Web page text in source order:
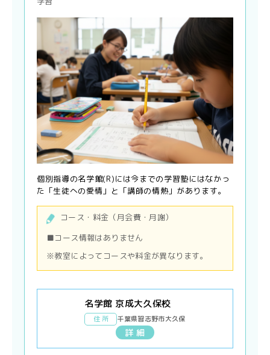
個別指導の名学館(R)には今までの学習塾にはなかっ
た「生徒への愛情」と「講師の情熱」があります。
コース・料金（月会費・月謝）
■コース情報はありません
※教室によってコースや料金が異なります。
名学館 京成大久保校
住 所 千葉県習志野市大久保
詳 細